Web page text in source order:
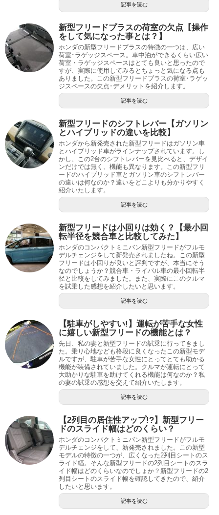
記事を読む
新型フリードプラスの荷室の欠点【操作
をして気になった事とは？】
ホンダの新型フリードプラスの特徴の一つは、広い
荷室･ラゲッジスペース。車中泊ができるくらい広い
荷室・ラゲッジスペースはとても良いと思ったので
すが、実際に使用してみるとちょっと気になる点も
ありました。この新型フリードプラスの荷室･ラゲッ
ジスペースの欠点･デメリットを紹介します。
記事を読む
新型フリードのシフトレバー【ガソリン
とハイブリッドの違いを比較】
ホンダから新発売された新型フリードはガソリン車
とハイブリッド車がラインナップされています。し
かし、この2台のシフトレバーを見比べると、デザイ
ンだけでは無く、機能も異なります。この新型フリ
ードのハイブリッド車とガソリン車のシフトレバー
の違いは何なのか？違いをどこよりも分かりやすく
紹介いたします。
記事を読む
新型フリードは小回りは効く？【最小回
転半径を競合車と比較してみた】
ホンダのコンパクトミニバン新型フリードがフルモ
デルチェンジをして新発売されましたね。この新型
フリードは小回りが良いと評判ですが、本当にそう
なのでしょうか？競合車・ライバル車の最小回転半
径と比較をしてみました。また、実際にこのクルマ
を試乗した感想を紹介したいと思います。
記事を読む
【駐車がしやすい!】運転が苦手な女性
に嬉しい新型フリードの機能とは？
先日、私の妻と新型フリードの試乗に行ってきまし
た。乗り心地なども格段に良くなったこの新型モデ
ルですが、駐車が苦手な女性にとってとても助かる
機能が装備されていました。クルマが運転にとって
大助かりな駐車を助けてくれる機能は何なのか？私
の妻の試乗の感想を交えて紹介いたします。
記事を読む
【2列目の居住性アップ!?】新型フリー
ドのスライド幅はどのくらい？
ホンダのコンパクトミニバン新型フリードがフルモ
デルチェンジをして、新発売されました。この新型
モデルの特徴の一つが、広くなった2列目シートのス
ライド幅。そんな新型フリードの2列目シートのスラ
イド幅はどのくらいなのでしょか？新型フリードの2
列目シートのスライド幅を確認してきたので、紹介
したいと思います。
記事を読む